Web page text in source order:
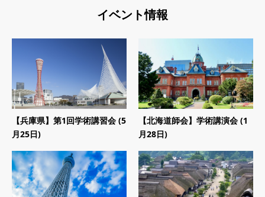
イベント情報
【兵庫県】第1回学術講習会 (5
月25日)
【北海道師会】学術講演会 (1
月28日)